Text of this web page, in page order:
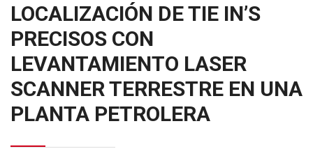
LOCALIZACIÓN DE TIE IN’S
PRECISOS CON
LEVANTAMIENTO LASER
SCANNER TERRESTRE EN UNA
PLANTA PETROLERA